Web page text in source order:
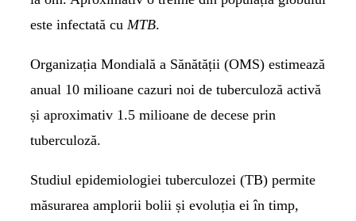
este infectată cu MTB.
Organizația Mondială a Sănătății (OMS) estimează
anual 10 milioane cazuri noi de tuberculoză activă
și aproximativ 1.5 milioane de decese prin
tuberculoză.
Studiul epidemiologiei tuberculozei (TB) permite
măsurarea amplorii bolii și evoluția ei în timp,